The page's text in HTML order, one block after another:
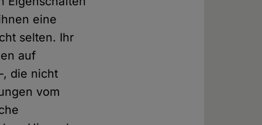
eine
selten. Ihr
auf
die nicht
vom